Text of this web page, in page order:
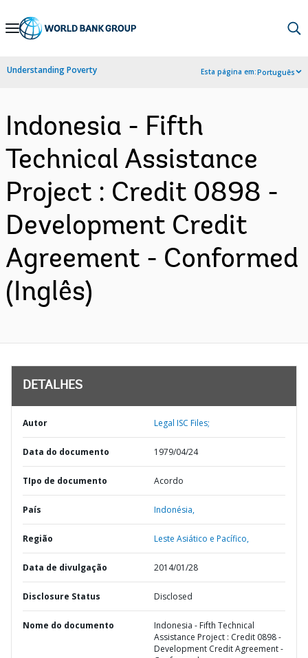
Skip
Navigation
Understanding Poverty Esta página em:Português
Indonesia - Fifth
Technical Assistance
Project : Credit 0898 -
Development Credit
Agreement - Conformed
(Inglês)
DETALHES
Autor Legal ISC Files;
Data do documento 1979/04/24
TIpo de documento Acordo
País Indonésia,
Região Leste Asiático e Pacífico,
Data de divulgação 2014/01/28
Disclosure Status Disclosed
Nome do documento
Indonesia - Fifth Technical
Assistance Project : Credit 0898 -
Development Credit Agreement -